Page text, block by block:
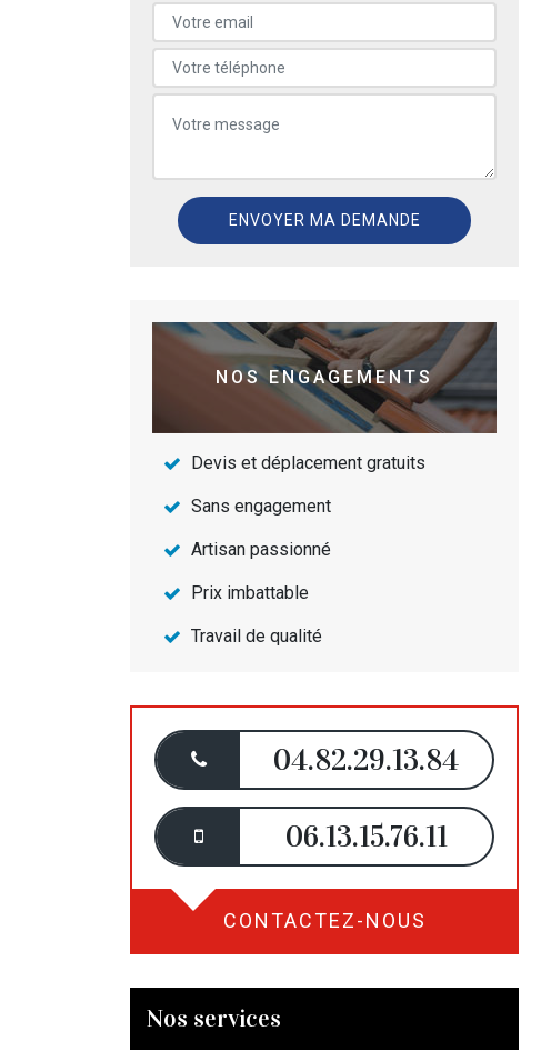
NOS ENGAGEMENTS
Devis et déplacement gratuits
Sans engagement
Artisan passionné
Prix imbattable
Travail de qualité
04.82.29.13.84
06.13.15.76.11
CONTACTEZ-NOUS
Nos services